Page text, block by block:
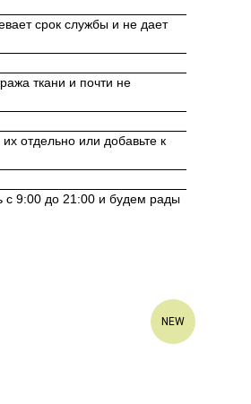
срок службы и не дает
ткани и почти не
отдельно или добавьте к
с 9:00 до 21:00 и будем рады
NEW